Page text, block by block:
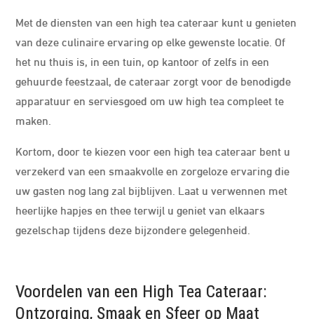
Met de diensten van een high tea cateraar kunt u genieten
van deze culinaire ervaring op elke gewenste locatie. Of
het nu thuis is, in een tuin, op kantoor of zelfs in een
gehuurde feestzaal, de cateraar zorgt voor de benodigde
apparatuur en serviesgoed om uw high tea compleet te
maken.
Kortom, door te kiezen voor een high tea cateraar bent u
verzekerd van een smaakvolle en zorgeloze ervaring die
uw gasten nog lang zal bijblijven. Laat u verwennen met
heerlijke hapjes en thee terwijl u geniet van elkaars
gezelschap tijdens deze bijzondere gelegenheid.
Voordelen van een High Tea Cateraar:
Ontzorging, Smaak en Sfeer op Maat